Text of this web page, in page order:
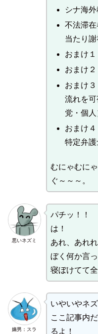
シナ海
不法滞
当たり謝
おまけ１
おまけ
おまけ
流れを
党・個人
おまけ４
特定弁
むにゃむに
ぐ～～～。
悪いネズミ
パチッ！！
は！
あれ、あれ
ぼく何か言
寝ぼけてて
嫡男：スラ
いやいやネズ
ここ記事内
るよ！